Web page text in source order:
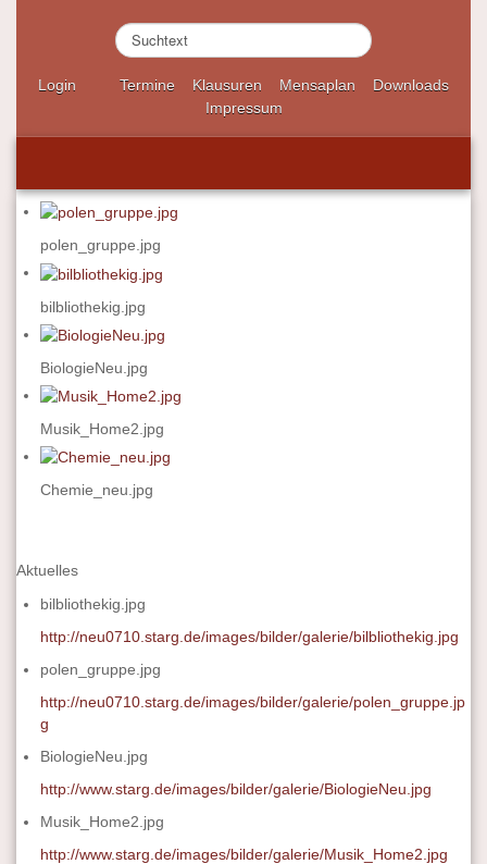
S
u
c
n
.
.
Login Termine Klausuren Mensaplan
Downloads
Impressum
polen_gruppe.jpg
bilbliothekig.jpg
BiologieNeu.jpg
Musik_Home2.jpg
Chemie_neu.jpg
Aktuelles
bilbliothekig.jpg
http://neu0710.starg.de/images/bilder/galerie/bilbliothekig.jpg
polen_gruppe.jpg
http://neu0710.starg.de/images/bilder/galerie/polen_gruppe.jp
g
BiologieNeu.jpg
http://www.starg.de/images/bilder/galerie/BiologieNeu.jpg
Musik_Home2.jpg
http://www.starg.de/images/bilder/galerie/Musik_Home2.jpg